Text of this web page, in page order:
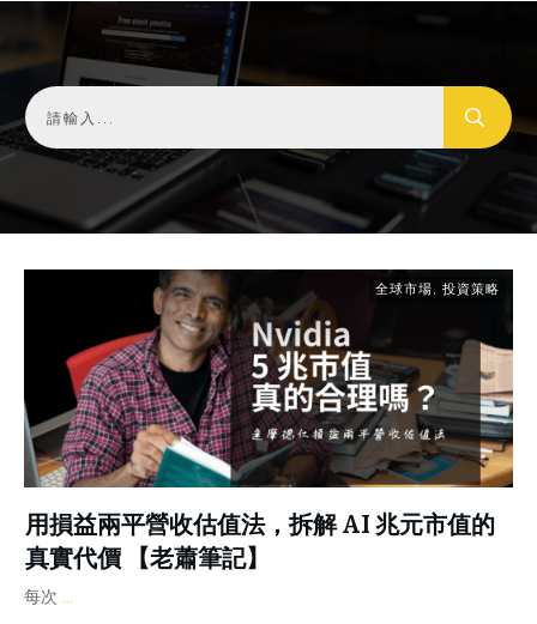
全球市場, 投資策略
用損益兩平營收估值法，拆解 AI 兆元市值的
真實代價 【老蕭筆記】
每次 ...